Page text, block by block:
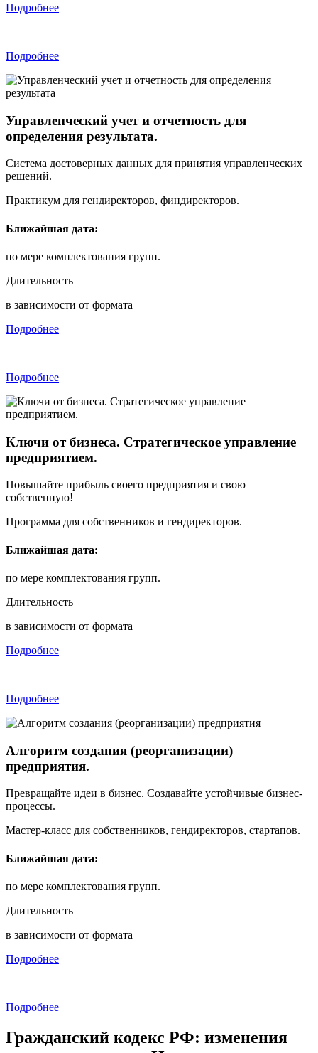
Подробнее
Подробнее
Управленческий учет и отчетность для
определения результата.
Система достоверных данных для принятия управленческих
решений.
Практикум для гендиректоров, финдиректоров.
Ближайшая дата:
по мере комплектования групп.
Длительность
в зависимости от формата
Подробнее
Подробнее
Ключи от бизнеса. Стратегическое управление
предприятием.
Повышайте прибыль своего предприятия и свою
собственную!
Программа для собственников и гендиректоров.
Ближайшая дата:
по мере комплектования групп.
Длительность
в зависимости от формата
Подробнее
Подробнее
Алгоритм создания (реорганизации)
предприятия.
Превращайте идеи в бизнес. Создавайте устойчивые бизнес-
процессы.
Мастер-класс для собственников, гендиректоров, стартапов.
Ближайшая дата:
по мере комплектования групп.
Длительность
в зависимости от формата
Подробнее
Подробнее
Гражданский кодекс РФ: изменения